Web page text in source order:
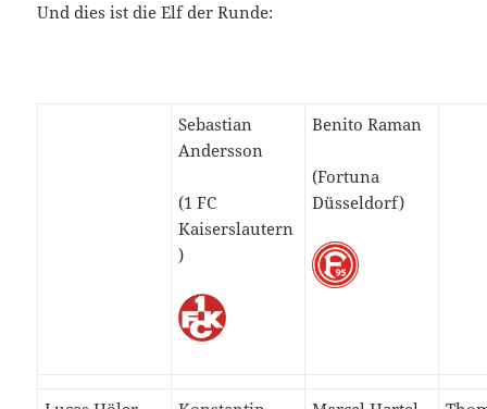
Und dies ist die Elf der Runde:
Sebastian
Andersson
(1 FC
Kaiserslautern
)
Benito Raman
(Fortuna
Düsseldorf)